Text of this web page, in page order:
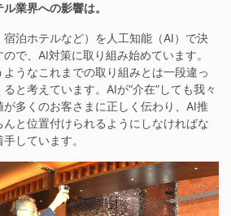
業界への影響は。
泊ホテルなど）を人工知能（AI）で決
で、AI対策に取り組み始めています。
うなこれまでの取り組みとは一段違っ
と考えています。AIが“介在”しても我々
多くのお客さまに正しく伝わり、AI推
と位置付けられるようにしなければな
しています。